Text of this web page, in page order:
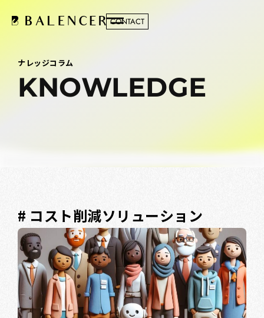
CONTACT
ナレッジコラム
KNOWLEDGE
# コスト削減ソリューション